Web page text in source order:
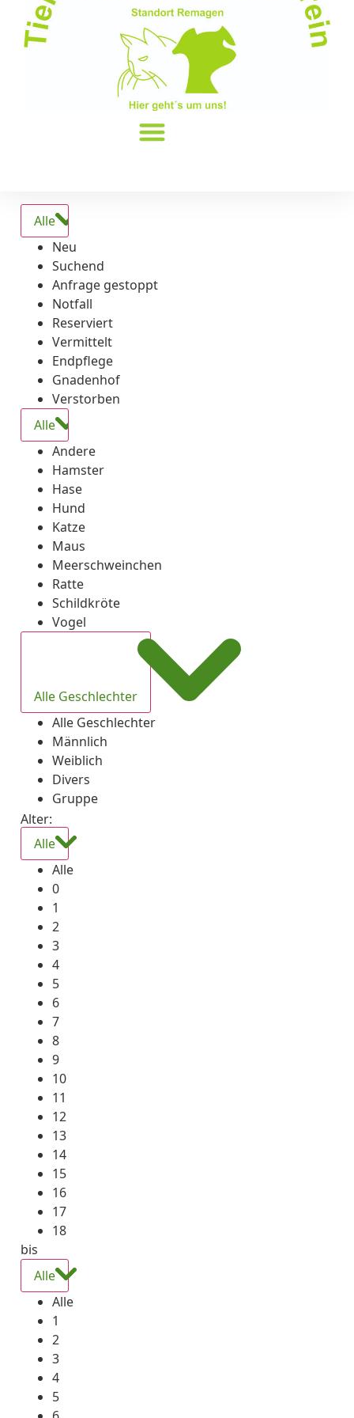
Alle
Neu
Suchend
Anfrage gestoppt
Notfall
Reserviert
Vermittelt
Endpflege
Gnadenhof
Verstorben
Alle
Andere
Hamster
Hase
Hund
Katze
Maus
Meerschweinchen
Ratte
Schildkröte
Vogel
Alle Geschlechter
Alle Geschlechter
Männlich
Weiblich
Divers
Gruppe
Alter:
Alle
Alle
0
1
2
3
4
5
6
7
8
9
10
11
12
13
14
15
16
17
18
bis
Alle
Alle
1
2
3
4
5